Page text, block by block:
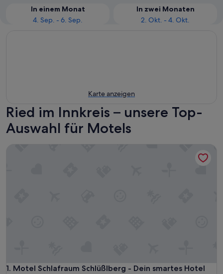
In einem Monat
4. Sep. - 6. Sep.
In zwei Monaten
2. Okt. - 4. Okt.
Karte anzeigen
Ried im Innkreis – unsere Top-
Auswahl für Motels
1. Motel Schlafraum Schlüßlberg - Dein smartes Hotel
Motel Schlafraum Schlüßlberg - Dein smartes Hotel